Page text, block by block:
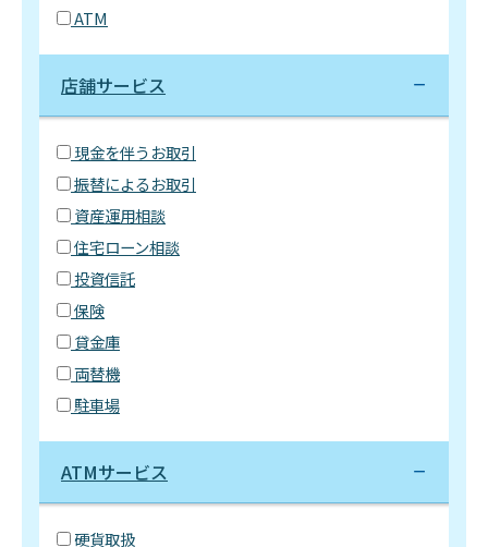
ATM
店舗サービス
現金を伴うお取引
振替によるお取引
資産運用相談
住宅ローン相談
投資信託
保険
貸金庫
両替機
駐車場
ATMサービス
硬貨取扱